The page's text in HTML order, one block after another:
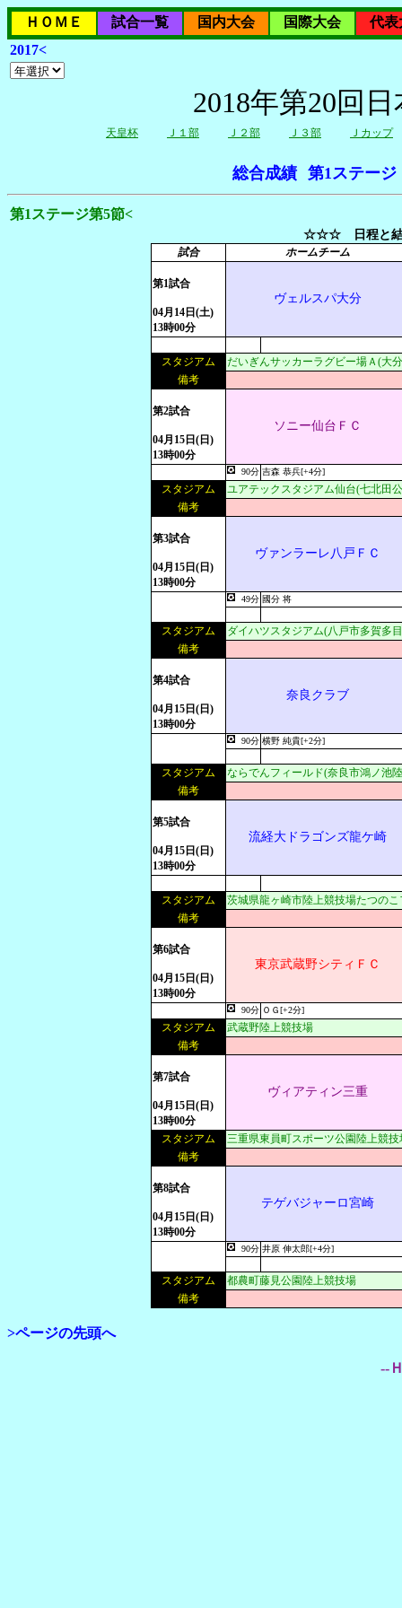
ＨＯＭＥ 試合一覧 国内大会 国際大会
代表
2017<
2018年第20回
天皇杯 Ｊ１部 Ｊ２部 Ｊ３部 Ｊカップ
総合成績 第1ステージ
第1ステージ第5節<
☆☆☆ 日程と結
試合 ホームチーム
第1試合
04月14日(土)
13時00分
ヴェルスパ大分
スタジアム
だいぎんサッカーラグビー場Ａ(大
備考
第2試合
04月15日(日)
13時00分
ソニー仙台ＦＣ
90分 吉森 恭兵[+4分]
スタジアム
ユアテックスタジアム仙台(七北田
備考
第3試合
04月15日(日)
13時00分
ヴァンラーレ八戸ＦＣ
49分 國分 将
スタジアム
ダイハツスタジアム(八戸市多賀多
備考
第4試合
04月15日(日)
13時00分
奈良クラブ
90分 横野 純貴[+2分]
スタジアム
ならでんフィールド(奈良市鴻ノ池
備考
第5試合
04月15日(日)
13時00分
流経大ドラゴンズ龍ケ崎
スタジアム
茨城県龍ヶ崎市陸上競技場たつのこ
備考
第6試合
04月15日(日)
13時00分
東京武蔵野シティＦＣ
90分 ＯＧ[+2分]
スタジアム
武蔵野陸上競技場
備考
第7試合
04月15日(日)
13時00分
ヴィアティン三重
スタジアム
三重県東員町スポーツ公園陸上競技
備考
第8試合
04月15日(日)
13時00分
テゲバジャーロ宮崎
90分 井原 伸太郎[+4分]
スタジアム
都農町藤見公園陸上競技場
備考
>ページの先頭へ
--